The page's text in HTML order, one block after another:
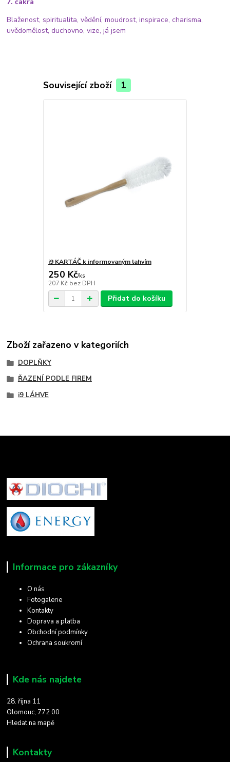
Blaženost, spiritualita, vědění, moudrost, inspirace, charisma,
uvědomělost, duchovno, vize, já jsem
Související zboží 1
i9 KARTÁČ k informovaným lahvím
250 Kč/ks
207 Kč bez DPH
Přidat do košíku
Zboží zařazeno v kategoriích
DOPLŇKY
ŘAZENÍ PODLE FIREM
i9 LÁHVE
Informace pro zákazníky
O nás
Fotogalerie
Kontakty
Doprava a platba
Obchodní podmínky
Ochrana soukromí
Kde nás najdete
28. října 11
Olomouc, 772 00
Hledat na mapě
Kontakty